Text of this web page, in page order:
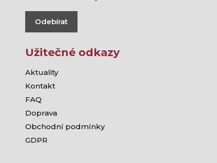
Odebírat
Užitečné odkazy
Aktuality
Kontakt
FAQ
Doprava
Obchodní podmínky
GDPR